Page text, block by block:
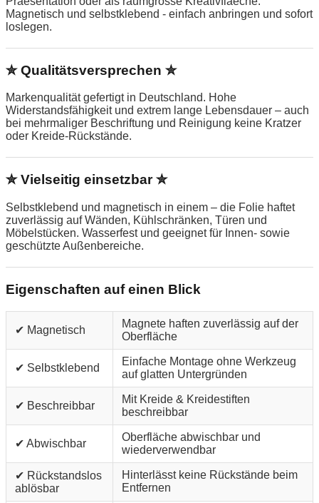
Magnetisch und selbstklebend - einfach anbringen und sofort
loslegen.
✮ Qualitätsversprechen ✮
Markenqualität gefertigt in Deutschland. Hohe
Widerstandsfähigkeit und extrem lange Lebensdauer – auch
bei mehrmaliger Beschriftung und Reinigung keine Kratzer
oder Kreide-Rückstände.
✮ Vielseitig einsetzbar ✮
Selbstklebend und magnetisch in einem – die Folie haftet
zuverlässig auf Wänden, Kühlschränken, Türen und
Möbelstücken. Wasserfest und geeignet für Innen- sowie
geschützte Außenbereiche.
Eigenschaften auf einen Blick
✔ Magnetisch
Magnete haften zuverlässig auf der
Oberfläche
✔ Selbstklebend
Einfache Montage ohne Werkzeug
auf glatten Untergründen
✔ Beschreibbar
Mit Kreide & Kreidestiften
beschreibbar
✔ Abwischbar
Oberfläche abwischbar und
wiederverwendbar
✔ Rückstandslos
ablösbar
Hinterlässt keine Rückstände beim
Entfernen